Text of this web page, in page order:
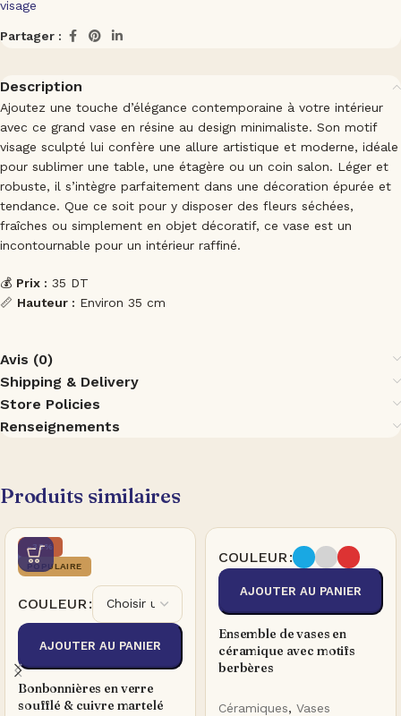
visage
Partager :
Description
Ajoutez une touche d’élégance contemporaine à votre intérieur
avec ce grand vase en résine au design minimaliste. Son motif
visage sculpté lui confère une allure artistique et moderne, idéale
pour sublimer une table, une étagère ou un coin salon. Léger et
robuste, il s’intègre parfaitement dans une décoration épurée et
tendance. Que ce soit pour y disposer des fleurs séchées,
fraîches ou simplement en objet décoratif, ce vase est un
incontournable pour un intérieur raffiné.
💰 Prix : 35 DT
📏 Hauteur : Environ 35 cm
Avis (0)
Shipping & Delivery
Store Policies
Renseignements
Produits similaires
-33%
POPULAIRE
COULEUR
AJOUTER AU PANIER
Bonbonnières en verre
soufflé & cuivre martelé
COULEUR
AJOUTER AU PANIER
Ensemble de vases en
céramique avec motifs
berbères
Céramiques, Vases